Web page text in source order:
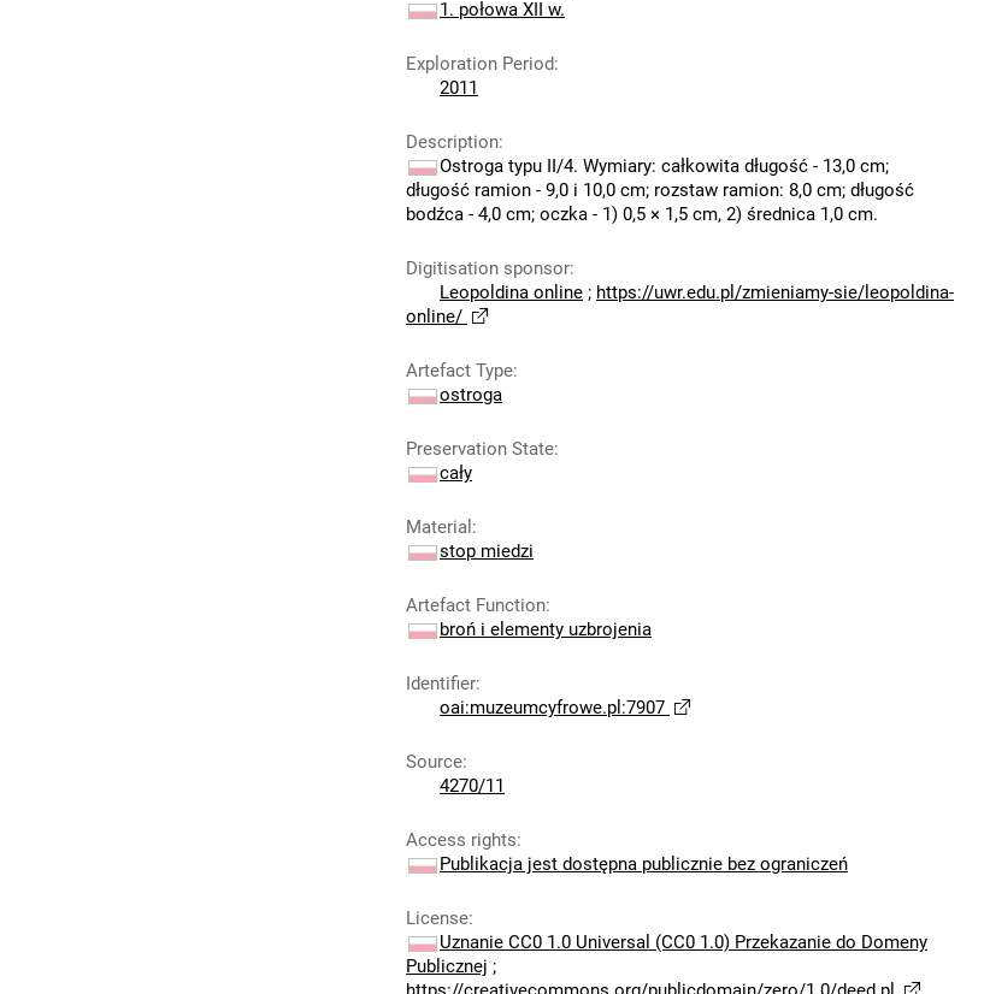
1. połowa XII w.
Exploration Period:
2011
Description:
Ostroga typu II/4. Wymiary: całkowita długość - 13,0 cm;
długość ramion - 9,0 i 10,0 cm; rozstaw ramion: 8,0 cm; długość
bodźca - 4,0 cm; oczka - 1) 0,5 × 1,5 cm, 2) średnica 1,0 cm.
Digitisation sponsor:
Leopoldina online ; https://uwr.edu.pl/zmieniamy-sie/leopoldina-
online/
Artefact Type:
ostroga
Preservation State:
cały
Material :
stop miedzi
Artefact Function:
broń i elementy uzbrojenia
Identifier:
oai:muzeumcyfrowe.pl:7907
Source:
4270/11
Access rights:
Publikacja jest dostępna publicznie bez ograniczeń
License:
Uznanie CC0 1.0 Universal (CC0 1.0) Przekazanie do Domeny
Publicznej ;